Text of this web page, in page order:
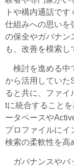
トや構内通話で
仕組みへの思いを
の保全やガバナン
も、改善を模索し
検討を進める中
から活用していた
ると共に、ファ
tに統合すること
ータベースや
プロファイルにイ
検索の柔軟性を高
ガバナンスやバ